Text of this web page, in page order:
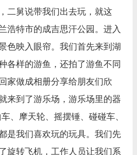
二舅说带我们出去玩，就这
浩特市的成吉思汗公园。进入
色映入眼帘。我们首先来到湖
各样的游鱼，还拍了游鱼不同
家做成相册分享给朋友们欣
来到了游乐场，游乐场里的器
、摩天轮、摇摆锤、碰碰车、
是我们喜欢玩的玩具。我们先
旋转飞机，工作人员让我们系